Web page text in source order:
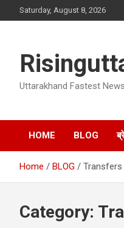
to
Saturday, August 8, 2026
Uttarakhand Fastest News
HOME BLOG
Home BLOG Transfers
Category: